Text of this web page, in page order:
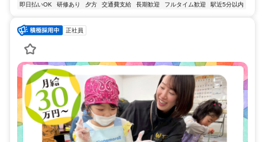
即日払いOK
研修あり 夕方 交通費支給 長期歓迎 フルタイム歓迎 駅近5分以内
正社員